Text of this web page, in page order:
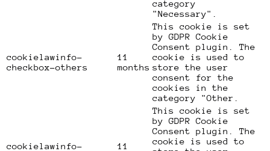
category
"Necessary".
cookielawinfo-
checkbox-others
11
months
This cookie is set
by GDPR Cookie
Consent plugin. The
cookie is used to
store the user
consent for the
cookies in the
category "Other.
cookielawinfo-
11
This cookie is set
by GDPR Cookie
Consent plugin. The
cookie is used to